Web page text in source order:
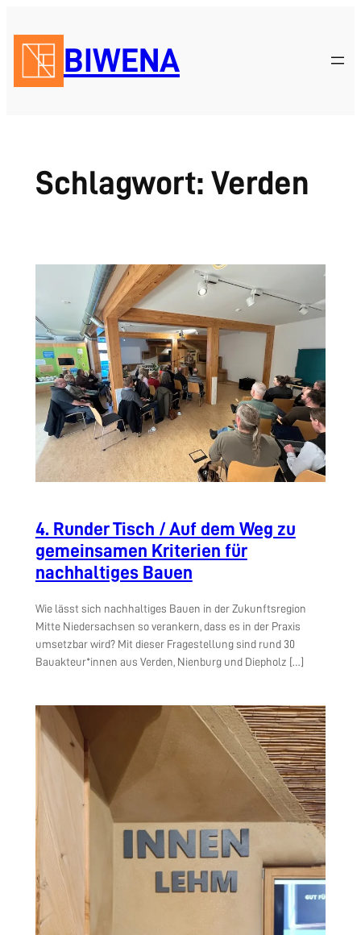
Inhalt
springen
BIWENA
Schlagwort: Verden
4. Runder Tisch / Auf dem Weg zu
gemeinsamen Kriterien für
nachhaltiges Bauen
Wie lässt sich nachhaltiges Bauen in der Zukunftsregion
Mitte Niedersachsen so verankern, dass es in der Praxis
umsetzbar wird? Mit dieser Fragestellung sind rund 30
Bauakteur*innen aus Verden, Nienburg und Diepholz […]